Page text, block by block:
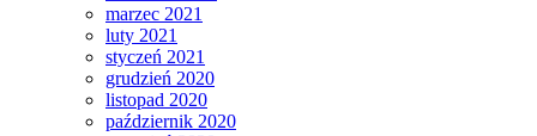
marzec 2021
luty 2021
styczeń 2021
grudzień 2020
listopad 2020
październik 2020